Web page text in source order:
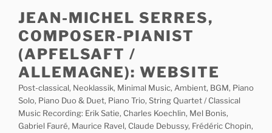
content
JEAN-MICHEL SERRES,
COMPOSER-PIANIST
(APFELSAFT /
ALLEMAGNE): WEBSITE
Post-classical, Neoklassik, Minimal Music, Ambient, BGM, Piano
Solo, Piano Duo & Duet, Piano Trio, String Quartet / Classical
Music Recording: Erik Satie, Charles Koechlin, Mel Bonis,
Gabriel Fauré, Maurice Ravel, Claude Debussy, Frédéric Chopin,